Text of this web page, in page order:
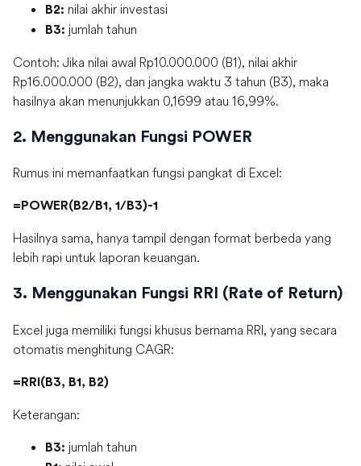
B2: nilai akhir investasi
B3: jumlah tahun
Contoh: Jika nilai awal Rp10.000.000 (B1), nilai akhir
Rp16.000.000 (B2), dan jangka waktu 3 tahun (B3), maka
hasilnya akan menunjukkan 0,1699 atau 16,99%.
2. Menggunakan Fungsi POWER
Rumus ini memanfaatkan fungsi pangkat di Excel:
=POWER(B2/B1, 1/B3)-1
Hasilnya sama, hanya tampil dengan format berbeda yang
lebih rapi untuk laporan keuangan.
3. Menggunakan Fungsi RRI (Rate of Return)
Excel juga memiliki fungsi khusus bernama RRI, yang secara
otomatis menghitung CAGR:
=RRI(B3, B1, B2)
Keterangan:
B3: jumlah tahun